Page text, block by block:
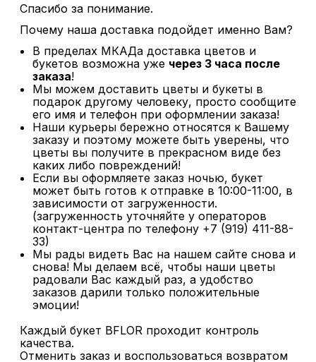
Спасибо за понимание.
Почему наша доставка подойдет именно Вам?
В пределах МКАДа доставка цветов и
букетов возможна уже через 3 часа после
заказа!
Мы можем доставить цветы и букеты в
подарок другому человеку, просто сообщите
его имя и телефон при оформлении заказа!
Наши курьеры бережно относятся к Вашему
заказу и поэтому можете быть уверены, что
цветы вы получите в прекрасном виде без
каких либо повреждений!
Если вы оформляете заказ ночью, букет
может быть готов к отправке в 10:00-11:00, в
зависимости от загруженности.
(загруженность уточняйте у операторов
контакт-центра по телефону +7 (919) 411-88-
33)
Мы рады видеть Вас на нашем сайте снова и
снова! Мы делаем всё, чтобы наши цветы
радовали Вас каждый раз, а удобство
заказов дарили только положительные
эмоции!
Каждый букет BFLOR проходит контроль
качества.
Отменить заказ и воспользоваться возвратом